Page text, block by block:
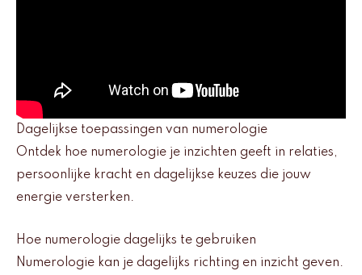
Dagelijkse toepassingen van numerologie
Ontdek hoe numerologie je inzichten geeft in relaties,
persoonlijke kracht en dagelijkse keuzes die jouw
energie versterken.
Hoe numerologie dagelijks te gebruiken
Numerologie kan je dagelijks richting en inzicht geven.